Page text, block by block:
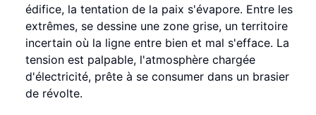
édifice, la tentation de la paix s'évapore. Entre les
extrêmes, se dessine une zone grise, un territoire
incertain où la ligne entre bien et mal s'efface. La
tension est palpable, l'atmosphère chargée
d'électricité, prête à se consumer dans un brasier
de révolte.